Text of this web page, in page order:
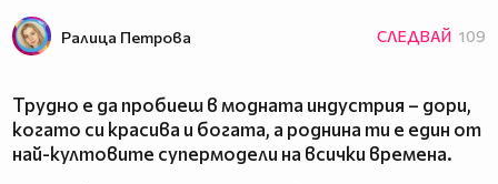
Ралица Петровa СЛЕДВАЙ 109
Трудно е да пробиеш в модната индустрия – дори,
когато си красива и богата, а роднина ти е един от
най-култовите супермодели на всички времена.